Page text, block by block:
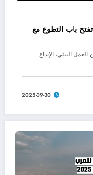
باب التطوع مع
البيئي، الإبداع
2025-09-30